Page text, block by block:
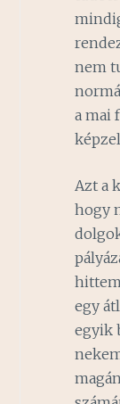
nem
a mai
Azt a
hogy
egy
egyik